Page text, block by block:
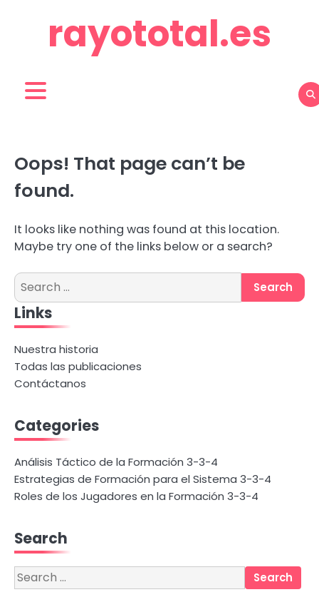
rayototal.es
Oops! That page can’t be
found.
It looks like nothing was found at this location.
Maybe try one of the links below or a search?
Search
for:
Links
Nuestra historia
Todas las publicaciones
Contáctanos
Categories
Análisis Táctico de la Formación 3-3-4
Estrategias de Formación para el Sistema 3-3-4
Roles de los Jugadores en la Formación 3-3-4
Search
Search
for: